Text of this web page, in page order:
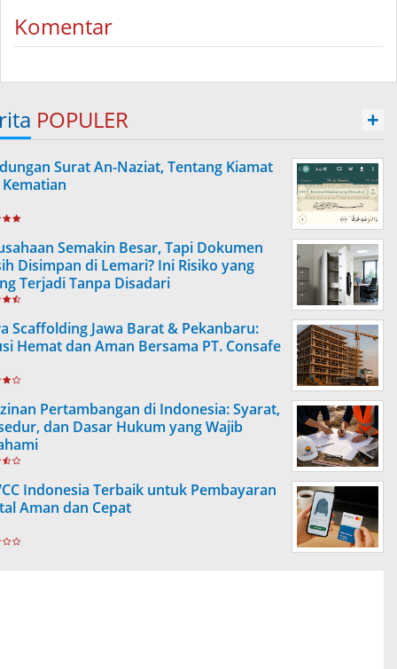
Komentar
POPULER +
Surat An-Naziat, Tentang Kiamat
Semakin Besar, Tapi Dokumen
Disimpan di Lemari? Ini Risiko yang
Terjadi Tanpa Disadari
Scaffolding Jawa Barat & Pekanbaru:
Hemat dan Aman Bersama PT. Consafe
Pertambangan di Indonesia: Syarat,
dan Dasar Hukum yang Wajib
Indonesia Terbaik untuk Pembayaran
Aman dan Cepat